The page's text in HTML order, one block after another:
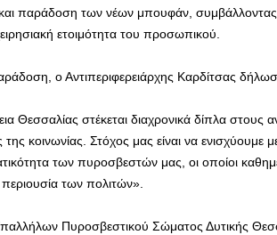
παράδοση των νέων μπουφάν,
ετοιμότητα του προσωπικού.
ο Αντιπεριφερειάρχης Καρδίτσας
Θεσσαλίας στέκεται διαχρονικά δίπλα
κοινωνίας. Στόχος μας είναι να ενισχύουμε
των πυροσβεστών μας, οι οποίοι
των πολιτών».
Πυροσβεστικού Σώματος Δυτικής